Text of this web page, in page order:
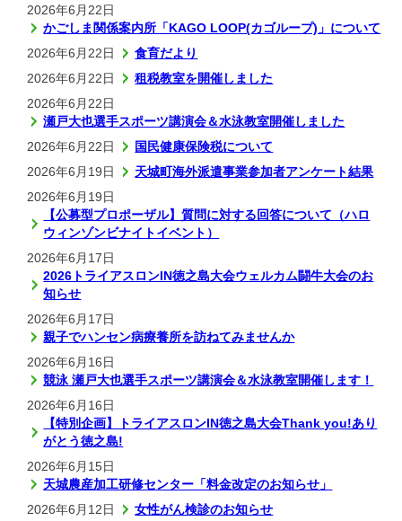
2026年6月22日
かごしま関係案内所「KAGO LOOP(カゴループ)」について
2026年6月22日
食育だより
2026年6月22日
租税教室を開催しました
2026年6月22日
瀬戸大也選手スポーツ講演会＆水泳教室開催しました
2026年6月22日
国民健康保険税について
2026年6月19日
天城町海外派遣事業参加者アンケート結果
2026年6月19日
【公募型プロポーザル】質問に対する回答について（ハロ
ウィンゾンビナイトイベント）
2026年6月17日
2026トライアスロンIN徳之島大会ウェルカム闘牛大会のお
知らせ
2026年6月17日
親子でハンセン病療養所を訪ねてみませんか
2026年6月16日
競泳 瀬戸大也選手スポーツ講演会＆水泳教室開催します！
2026年6月16日
【特別企画】トライアスロンIN徳之島大会Thank you!あり
がとう徳之島!
2026年6月15日
天城農産加工研修センター「料金改定のお知らせ」
2026年6月12日
女性がん検診のお知らせ